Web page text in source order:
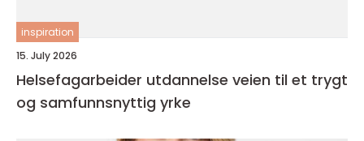
inspiration
15. July 2026
Helsefagarbeider utdannelse veien til et trygt
og samfunnsnyttig yrke